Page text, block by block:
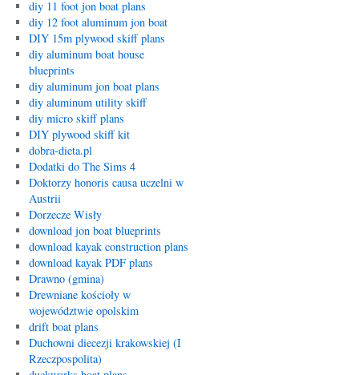
diy 11 foot jon boat plans
diy 12 foot aluminum jon boat
DIY 15m plywood skiff plans
diy aluminum boat house
blueprints
diy aluminum jon boat plans
diy aluminum utility skiff
diy micro skiff plans
DIY plywood skiff kit
dobra-dieta.pl
Dodatki do The Sims 4
Doktorzy honoris causa uczelni w
Austrii
Dorzecze Wisły
download jon boat blueprints
download kayak construction plans
download kayak PDF plans
Drawno (gmina)
Drewniane kościoły w
województwie opolskim
drift boat plans
Duchowni diecezji krakowskiej (I
Rzeczpospolita)